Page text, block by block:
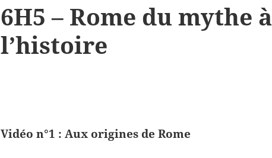
6H5 – Rome du mythe à
l’histoire
Vidéo n°1 : Aux origines de Rome